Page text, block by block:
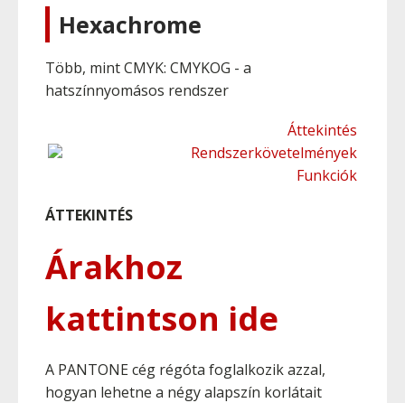
Hexachrome
Több, mint CMYK: CMYKOG - a
hatszínnyomásos rendszer
Áttekintés
Rendszerkövetelmények
Funkciók
ÁTTEKINTÉS
Árakhoz
kattintson ide
A PANTONE cég régóta foglalkozik azzal,
hogyan lehetne a négy alapszín korlátait